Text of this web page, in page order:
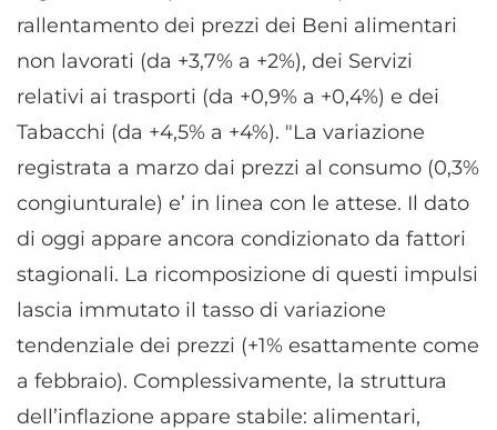
rallentamento dei prezzi dei Beni alimentari
non lavorati (da +3,7% a +2%), dei Servizi
relativi ai trasporti (da +0,9% a +0,4%) e dei
Tabacchi (da +4,5% a +4%). "La variazione
registrata a marzo dai prezzi al consumo (0,3%
congiunturale) e’ in linea con le attese. Il dato
di oggi appare ancora condizionato da fattori
stagionali. La ricomposizione di questi impulsi
lascia immutato il tasso di variazione
tendenziale dei prezzi (+1% esattamente come
a febbraio). Complessivamente, la struttura
dell’inflazione appare stabile: alimentari,